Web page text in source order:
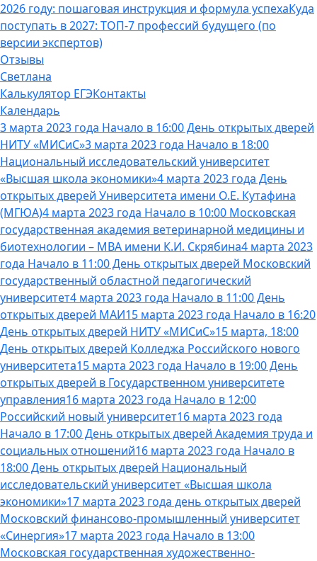
2026 году: пошаговая инструкция и формула успехаКуда
поступать в 2027: ТОП-7 профессий будущего (по
версии экспертов)
Отзывы
Светлана
Калькулятор ЕГЭКонтакты
Календарь
3 марта 2023 года Начало в 16:00 День открытых дверей
НИТУ «МИСиС»3 марта 2023 года Начало в 18:00
Национальный исследовательский университет
«Высшая школа экономики»4 марта 2023 года День
открытых дверей Университета имени О.Е. Кутафина
(МГЮА)4 марта 2023 года Начало в 10:00 Московская
государственная академия ветеринарной медицины и
биотехнологии – МВА имени К.И. Скрябина4 марта 2023
года Начало в 11:00 День открытых дверей Московский
государственный областной педагогический
университет4 марта 2023 года Начало в 11:00 День
открытых дверей МАИ15 марта 2023 года Начало в 16:20
День открытых дверей НИТУ «МИСиС»15 марта, 18:00
День открытых дверей Колледжа Российского нового
университета15 марта 2023 года Начало в 19:00 День
открытых дверей в Государственном университете
управления16 марта 2023 года Начало в 12:00
Российский новый университет16 марта 2023 года
Начало в 17:00 День открытых дверей Академия труда и
социальных отношений16 марта 2023 года Начало в
18:00 День открытых дверей Национальный
исследовательский университет «Высшая школа
экономики»17 марта 2023 года день открытых дверей
Московский финансово-промышленный университет
«Синергия»17 марта 2023 года Начало в 13:00
Московская государственная художественно-